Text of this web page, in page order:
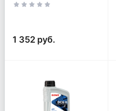
1 352 руб.